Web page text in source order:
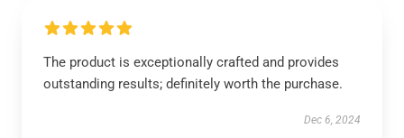
The product is exceptionally crafted and provides
outstanding results; definitely worth the purchase.
Dec 6, 2024